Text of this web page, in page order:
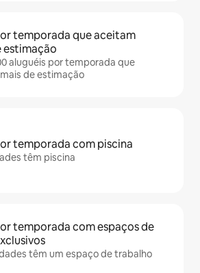
temporada que aceitam
estimação
aluguéis por temporada que
de estimação
temporada com piscina
têm piscina
temporada com espaços de
têm um espaço de trabalho